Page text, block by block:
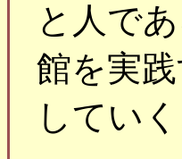
と人で
館を実
してい